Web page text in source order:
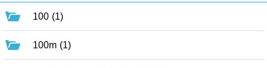
100 (1)
100m (1)